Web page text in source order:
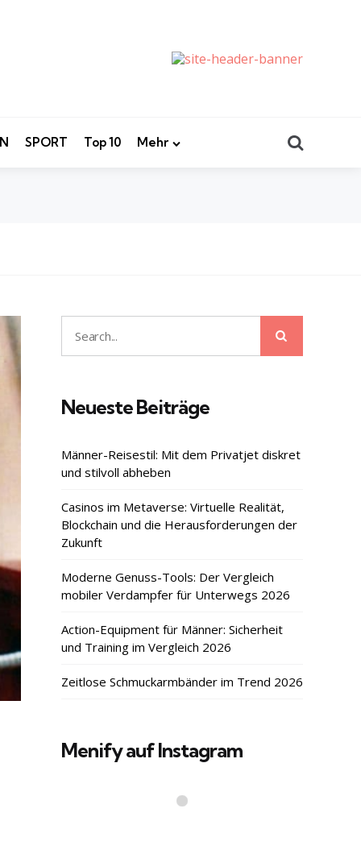
SPORT Top 10 Mehr
Search
for:
Neueste Beiträge
Männer-Reisestil: Mit dem Privatjet diskret
und stilvoll abheben
Casinos im Metaverse: Virtuelle Realität,
Blockchain und die Herausforderungen der
Zukunft
Moderne Genuss-Tools: Der Vergleich
mobiler Verdampfer für Unterwegs 2026
Action-Equipment für Männer: Sicherheit
und Training im Vergleich 2026
Zeitlose Schmuckarmbänder im Trend 2026
Menify auf Instagram